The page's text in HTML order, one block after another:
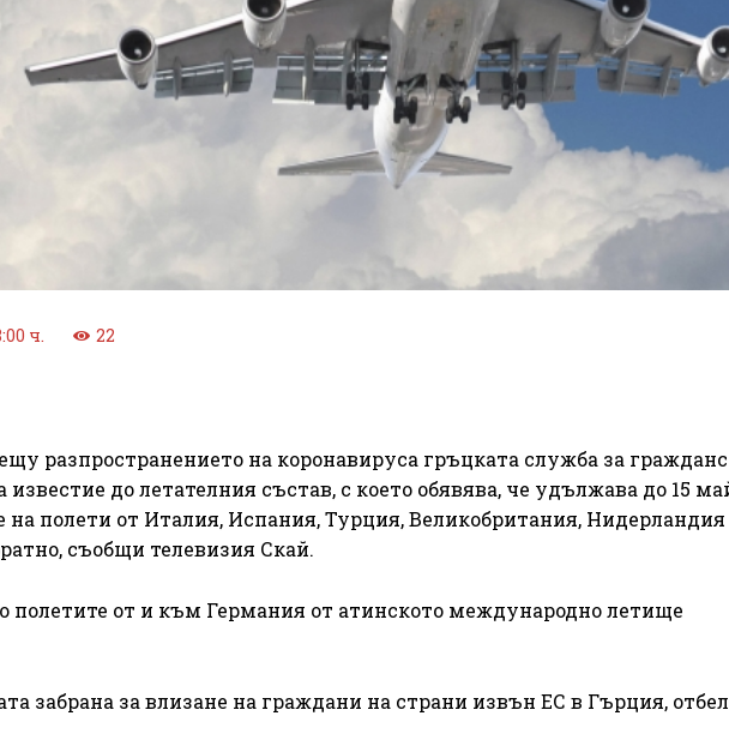
ч. 22
разпространението на коронавируса гръцката служба за
до летателния състав, с което обявява, че удължава до 15
на полети от Италия, Испания, Турция, Великобритания,
съобщи телевизия Скай.
полетите от и към Германия от атинското международно летище
забрана за влизане на граждани на страни извън ЕС в Гърция,